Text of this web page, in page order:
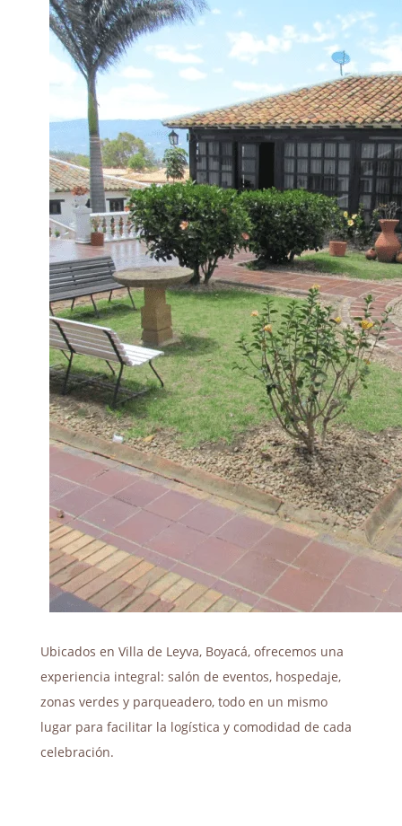
Ubicados en Villa de Leyva, Boyacá, ofrecemos una
experiencia integral: salón de eventos, hospedaje,
zonas verdes y parqueadero, todo en un mismo
lugar para facilitar la logística y comodidad de cada
celebración.